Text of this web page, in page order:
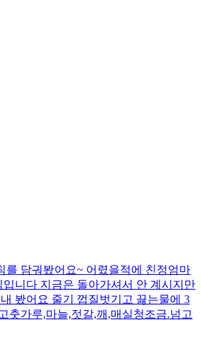
를 담궈봤어요~ 어렸을적에 친정엄마
니다 지금은 돌아가셔서 안 계시지만
봤어요 줄기 껍질벗기고 끓는물에 3
춧가루,마늘,젓갈,깨,매실청조금.넘고